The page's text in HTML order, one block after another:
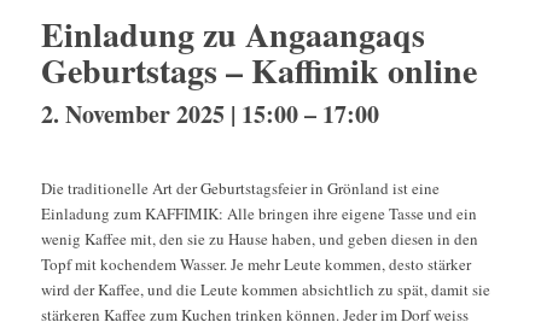
Einladung zu Angaangaqs
Geburtstags – Kaffimik online
2. November 2025 | 15:00– 17:00
Die traditionelle Art der Geburtstagsfeier in Grönland ist eine
Einladung zum KAFFIMIK: Alle bringen ihre eigene Tasse und ein
wenig Kaffee mit, den sie zu Hause haben, und geben diesen in den
Topf mit kochendem Wasser. Je mehr Leute kommen, desto stärker
wird der Kaffee, und die Leute kommen absichtlich zu spät, damit sie
stärkeren Kaffee zum Kuchen trinken können. Jeder im Dorf weiss